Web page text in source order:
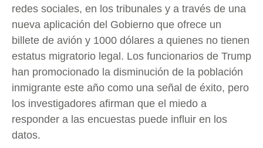
redes sociales, en los tribunales y a través de una
nueva aplicación del Gobierno que ofrece un
billete de avión y 1000 dólares a quienes no tienen
estatus migratorio legal. Los funcionarios de Trump
han promocionado la disminución de la población
inmigrante este año como una señal de éxito, pero
los investigadores afirman que el miedo a
responder a las encuestas puede influir en los
datos.